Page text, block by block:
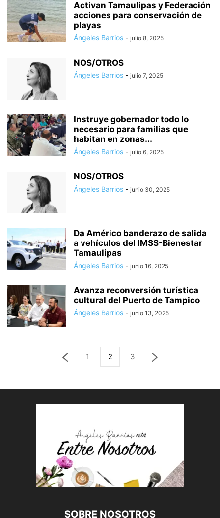
Activan Tamaulipas y Federación
acciones para conservación de
playas
Ángeles Barrios - julio 8, 2025
NOS/OTROS
Ángeles Barrios - julio 7, 2025
Instruye gobernador todo lo
necesario para familias que
habitan en zonas...
Ángeles Barrios - julio 6, 2025
NOS/OTROS
Ángeles Barrios - junio 30, 2025
Da Américo banderazo de salida
a vehículos del IMSS-Bienestar
Tamaulipas
Ángeles Barrios - junio 16, 2025
Avanza reconversión turística
cultural del Puerto de Tampico
Ángeles Barrios - junio 13, 2025
1 2 3
SOBRE NOSOTROS